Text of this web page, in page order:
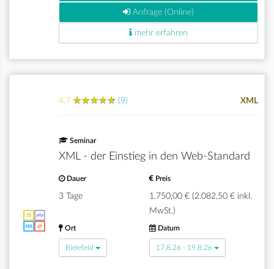
Anfrage (Online)
mehr erfahren
4.7 ★★★★★
★★★★★ (9) XML
Seminar
XML - der Einstieg in den Web-Standard
Dauer
3 Tage
Preis
1.750,00 € (2.082,50 € inkl.
MwSt.)
Ort
Bielefeld
Datum
17.8.26 - 19.8.26